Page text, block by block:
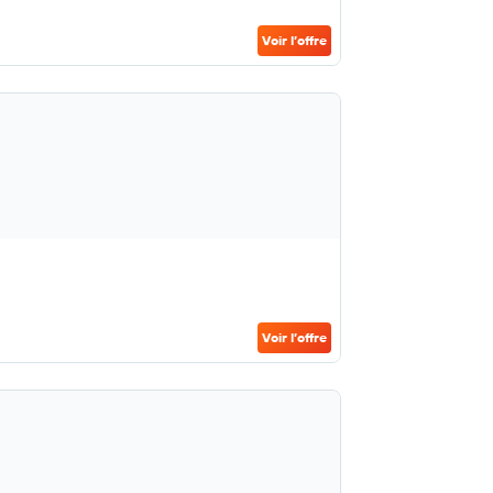
Voir l’offre
Voir l’offre